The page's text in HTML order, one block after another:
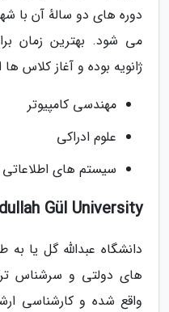
می شود. بهترین زمان
ژانویه بوده و آغاز کلاس
مهندسی کامپیوتر
علوم ادراکی
سیستم های
Gül University
های دولتی و سرشناس
واقع شده و کارشناسی